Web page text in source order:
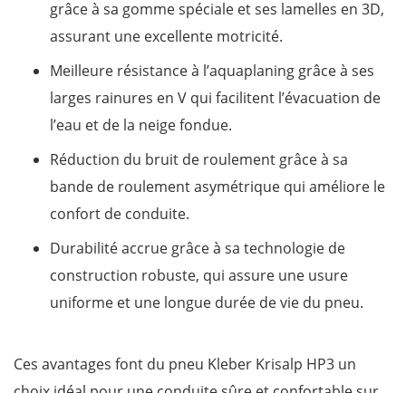
grâce à sa gomme spéciale et ses lamelles en 3D,
assurant une excellente motricité.
Meilleure résistance à l’aquaplaning grâce à ses
larges rainures en V qui facilitent l’évacuation de
l’eau et de la neige fondue.
Réduction du bruit de roulement grâce à sa
bande de roulement asymétrique qui améliore le
confort de conduite.
Durabilité accrue grâce à sa technologie de
construction robuste, qui assure une usure
uniforme et une longue durée de vie du pneu.
Ces avantages font du pneu Kleber Krisalp HP3 un